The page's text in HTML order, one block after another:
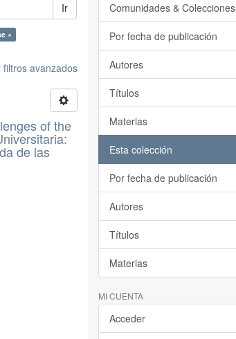
Ir
×
filtros avanzados
of the
de las
Comunidades & Colecciones
Por fecha de publicación
Autores
Títulos
Materias
Esta colección
Por fecha de publicación
Autores
Títulos
Materias
MI CUENTA
Acceder